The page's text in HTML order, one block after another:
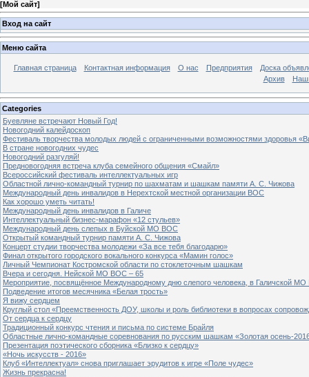
[Мой сайт]
Вход на сайт
Меню сайта
Главная страница Контактная информация О нас Предприятия
Доска
Архив
Categories
Буевляне встречают Новый Год!
Новогодний калейдоскоп
Фестиваль творчества молодых людей с ограниченными возможностями здоровья
В стране новогодних чудес
Новогодний разгуляй!
Предновогодняя встреча клуба семейного общения «Смайл»
Всероссийский фестиваль интеллектуальных игр
Областной лично-командный турнир по шахматам и шашкам памяти А. С. Чижова
Международный день инвалидов в Нерехтской местной организации ВОС
Как хорошо уметь читать!
Международный день инвалидов в Галиче
Интеллектуальный бизнес-марафон «12 стульев»
Международный день слепых в Буйской МО ВОС
Открытый командный турнир памяти А. С. Чижова
Концерт студии творчества молодежи «За все тебя благодарю»
Финал открытого городского вокального конкурса «Мамин голос»
Личный Чемпионат Костромской области по стоклеточным шашкам
Вчера и сегодня. Нейской МО ВОС – 65
Мероприятие, посвящённое Международному дню слепого человека, в Галичской
Подведение итогов месячника «Белая трость»
Я вижу сердцем
Круглый стол «Преемственность ДОУ, школы и роль библиотеки в вопросах
От сердца к сердцу
Традиционный конкурс чтения и письма по системе Брайля
Областные лично-командные соревнования по русским шашкам «Золотая осень-
Презентация поэтического сборника «Близко к сердцу»
«Ночь искусств - 2016»
Клуб «Интеллектуал» снова приглашает эрудитов к игре «Поле чудес»
Жизнь прекрасна!